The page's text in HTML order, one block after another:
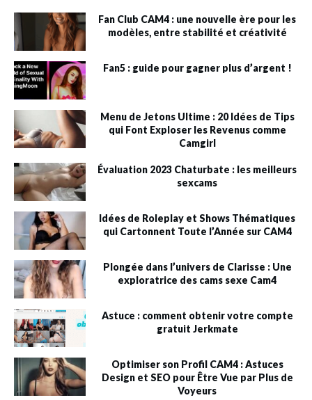
Fan Club CAM4 : une nouvelle ère pour les
modèles, entre stabilité et créativité
Fan5 : guide pour gagner plus d’argent !
Menu de Jetons Ultime : 20 Idées de Tips
qui Font Exploser les Revenus comme
Camgirl
Évaluation 2023 Chaturbate : les meilleurs
sexcams
Idées de Roleplay et Shows Thématiques
qui Cartonnent Toute l’Année sur CAM4
Plongée dans l’univers de Clarisse : Une
exploratrice des cams sexe Cam4
Astuce : comment obtenir votre compte
gratuit Jerkmate
Optimiser son Profil CAM4 : Astuces
Design et SEO pour Être Vue par Plus de
Voyeurs